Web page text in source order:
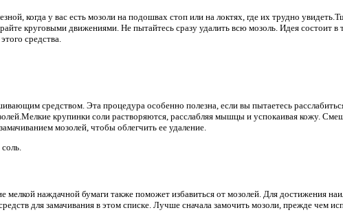
когда у вас есть мозоли на подошвах стоп или на локтях, где их трудно
круговыми движениями. Не пытайтесь сразу удалить всю мозоль. Идея состоит
средства.
средством. Эта процедура особенно полезна, если вы пытаетесь
крупинки соли растворяются, расслабляя мышцы и успокаивая кожу.
мозолей, чтобы облегчить ее удаление.
мелкой наждачной бумаги также поможет избавиться от мозолей. Для достижения
для замачивания в этом списке. Лучше сначала замочить мозоли, прежде чем